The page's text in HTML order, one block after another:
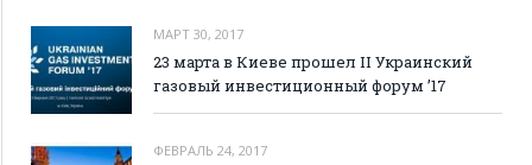
МАРТ 30, 2017
23 марта в Киеве прошел II Украинский
газовый инвестиционный форум ’17
ФЕВРАЛЬ 24, 2017